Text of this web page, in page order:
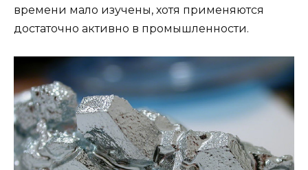
времени мало изучены, хотя применяются
достаточно активно в промышленности.